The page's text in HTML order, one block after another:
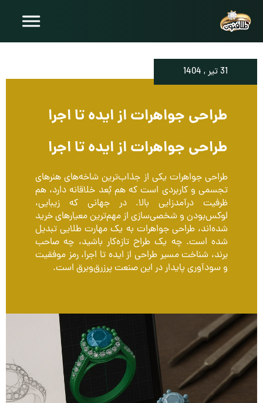
31 تير , 1404
طراحی جواهرات از ایده تا اجرا
طراحی جواهرات از ایده تا اجرا
طراحی جواهرات یکی از جذاب‌ترین شاخه‌های هنرهای
تجسمی و کاربردی است که هم بُعد خلاقانه دارد، هم
ظرفیت درآمدزایی بالا. در جهانی که زیبایی،
لوکس‌بودن و شخصی‌سازی از مهم‌ترین معیارهای خرید
شده‌اند، طراحی جواهرات به یک مهارت طلایی تبدیل
شده است. چه یک طراح تازه‌کار باشید، چه صاحب
برند، شناخت مسیر طراحی از ایده تا اجرا، رمز موفقیت
و سودآوری پایدار در این صنعت پرزرق‌وبرق است.